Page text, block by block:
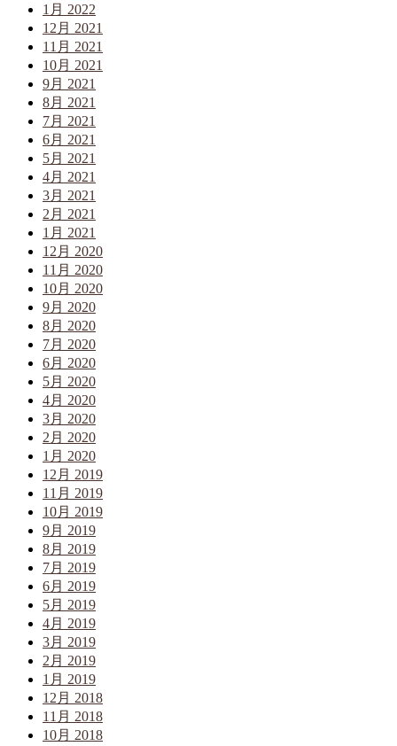
1月 2022
12月 2021
11月 2021
10月 2021
9月 2021
8月 2021
7月 2021
6月 2021
5月 2021
4月 2021
3月 2021
2月 2021
1月 2021
12月 2020
11月 2020
10月 2020
9月 2020
8月 2020
7月 2020
6月 2020
5月 2020
4月 2020
3月 2020
2月 2020
1月 2020
12月 2019
11月 2019
10月 2019
9月 2019
8月 2019
7月 2019
6月 2019
5月 2019
4月 2019
3月 2019
2月 2019
1月 2019
12月 2018
11月 2018
10月 2018